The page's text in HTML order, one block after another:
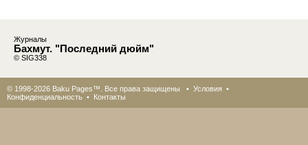
Журналы
Бахмут. "Последний дюйм"
© SIG338
© 1998-2026 Baku Pages™. Все права защищены • Условия •
Конфиденциальность • Контакты